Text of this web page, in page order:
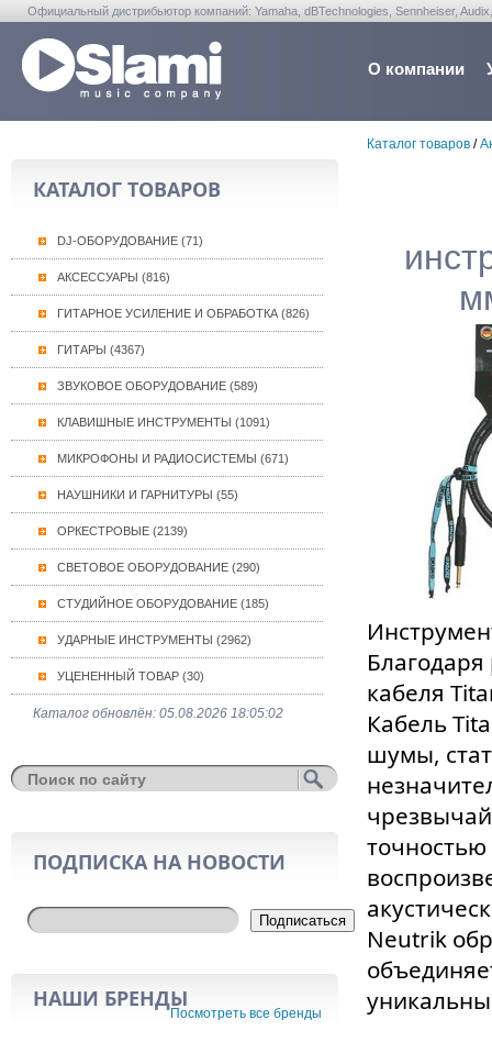
Официальный дистрибьютор компаний: Yamaha, dBTechnologies, Sennheiser,
О компании
КАТАЛОГ ТОВАРОВ
DJ-ОБОРУДОВАНИЕ (71)
АКСЕССУАРЫ (816)
ГИТАРНОЕ УСИЛЕНИЕ И ОБРАБОТКА (826)
ГИТАРЫ (4367)
ЗВУКОВОЕ ОБОРУДОВАНИЕ (589)
КЛАВИШНЫЕ ИНСТРУМЕНТЫ (1091)
МИКРОФОНЫ И РАДИОСИСТЕМЫ (671)
НАУШНИКИ И ГАРНИТУРЫ (55)
ОРКЕСТРОВЫЕ (2139)
СВЕТОВОЕ ОБОРУДОВАНИЕ (290)
СТУДИЙНОЕ ОБОРУДОВАНИЕ (185)
УДАРНЫЕ ИНСТРУМЕНТЫ (2962)
УЦЕНЕННЫЙ ТОВАР (30)
Каталог обновлён: 05.08.2026 18:05:02
ПОДПИСКА НА НОВОСТИ
Подписаться
НАШИ БРЕНДЫ
Посмотреть все бренды
Каталог товаров/
кабеля
Кабель
шумы,
Neutrik